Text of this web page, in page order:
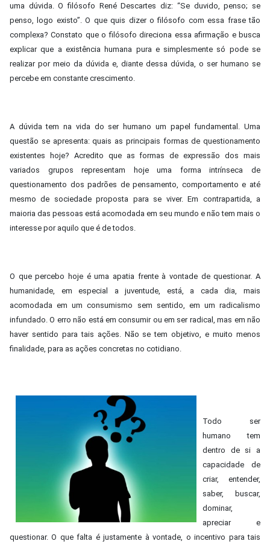
uma dúvida. O filósofo René Descartes diz: “Se duvido, penso; se
penso, logo existo”. O que quis dizer o filósofo com essa frase tão
complexa? Constato que o filósofo direciona essa afirmação e busca
explicar que a existência humana pura e simplesmente só pode se
realizar por meio da dúvida e, diante dessa dúvida, o ser humano se
percebe em constante crescimento.
A dúvida tem na vida do ser humano um papel fundamental. Uma
questão se apresenta: quais as principais formas de questionamento
existentes hoje? Acredito que as formas de expressão dos mais
variados grupos representam hoje uma forma intrínseca de
questionamento dos padrões de pensamento, comportamento e até
mesmo de sociedade proposta para se viver. Em contrapartida, a
maioria das pessoas está acomodada em seu mundo e não tem mais o
interesse por aquilo que é de todos.
O que percebo hoje é uma apatia frente à vontade de questionar. A
humanidade, em especial a juventude, está, a cada dia, mais
acomodada em um consumismo sem sentido, em um radicalismo
infundado. O erro não está em consumir ou em ser radical, mas em não
haver sentido para tais ações. Não se tem objetivo, e muito menos
finalidade, para as ações concretas no cotidiano.
Todo ser
humano tem
dentro de si a
capacidade de
criar, entender,
saber, buscar,
dominar,
apreciar e
questionar. O que falta é justamente à vontade, o incentivo para tais